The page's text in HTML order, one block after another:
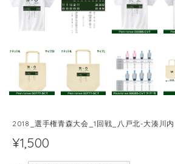
2018_選手権青森大会_1回戦_八戸北-大湊川内
¥1,500